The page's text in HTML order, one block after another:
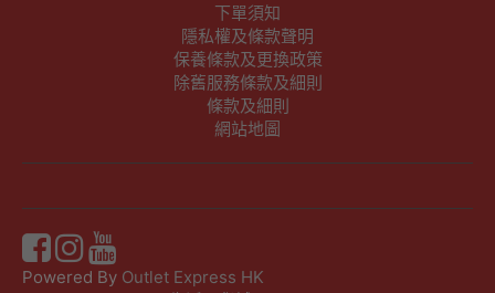
下單須知
隱私權及條款聲明
保養條款及更換政策
除舊服務條款及細則
條款及細則
網站地圖
Powered By Outlet Express HK